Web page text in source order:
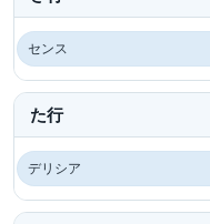
センス
た行
デリシア